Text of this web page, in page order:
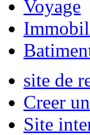
Voyage
site de
Creer
Site